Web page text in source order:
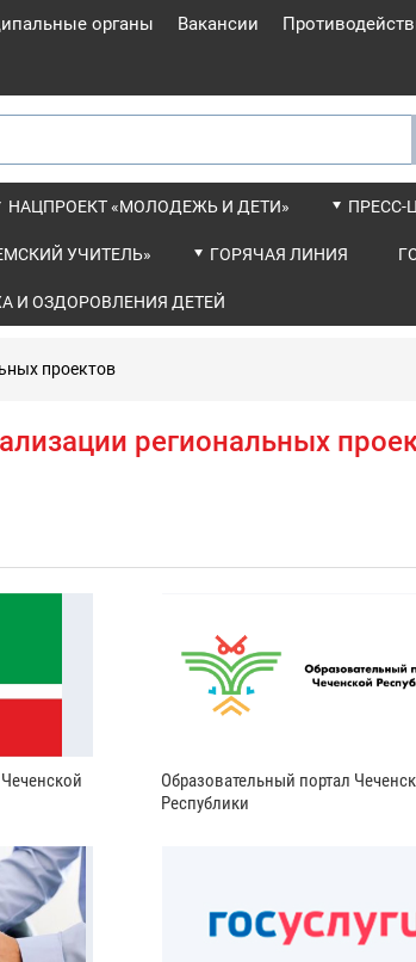
органы Вакансии
НАЦПРОЕКТ «МОЛОДЕЖЬ И ДЕТИ» ПРЕСС-
УЧИТЕЛЬ» ГОРЯЧАЯ ЛИНИЯ
И ОЗДОРОВЛЕНИЯ ДЕТЕЙ
проектов
региональных
Образовательный портал
Республики